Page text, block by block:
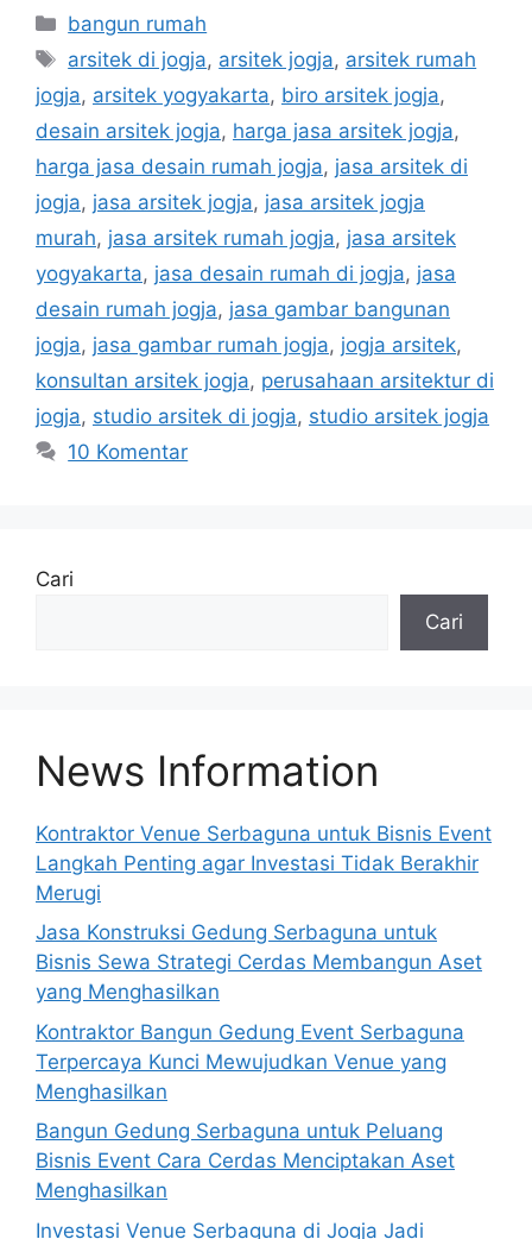
Kategori
bangun rumah
Tag
arsitek di jogja, arsitek jogja, arsitek rumah
jogja, arsitek yogyakarta, biro arsitek jogja,
desain arsitek jogja, harga jasa arsitek jogja,
harga jasa desain rumah jogja, jasa arsitek di
jogja, jasa arsitek jogja, jasa arsitek jogja
murah, jasa arsitek rumah jogja, jasa arsitek
yogyakarta, jasa desain rumah di jogja, jasa
desain rumah jogja, jasa gambar bangunan
jogja, jasa gambar rumah jogja, jogja arsitek,
konsultan arsitek jogja, perusahaan arsitektur di
jogja, studio arsitek di jogja, studio arsitek jogja
10 Komentar
Cari
Cari
News Information
Kontraktor Venue Serbaguna untuk Bisnis Event
Langkah Penting agar Investasi Tidak Berakhir
Merugi
Jasa Konstruksi Gedung Serbaguna untuk
Bisnis Sewa Strategi Cerdas Membangun Aset
yang Menghasilkan
Kontraktor Bangun Gedung Event Serbaguna
Terpercaya Kunci Mewujudkan Venue yang
Menghasilkan
Bangun Gedung Serbaguna untuk Peluang
Bisnis Event Cara Cerdas Menciptakan Aset
Menghasilkan
Investasi Venue Serbaguna di Jogja Jadi